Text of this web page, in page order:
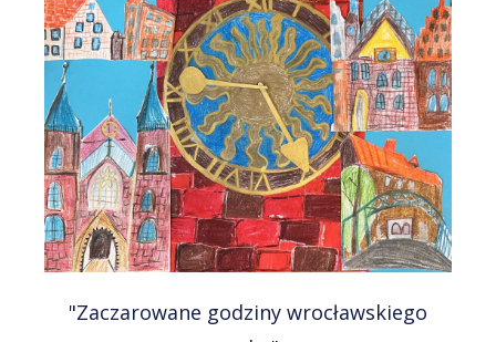
"Zaczarowane godziny wrocławskiego